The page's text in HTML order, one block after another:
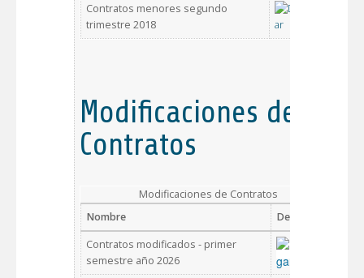
Contratos menores segundo
trimestre 2018
Modificaciones de
Contratos
Modificaciones de Contratos
Nombre
Descargar
Contratos modificados - primer
semestre año 2026